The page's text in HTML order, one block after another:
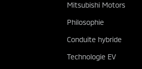
Mitsubishi Motors
Philosophie
Conduite hybride
Technologie EV